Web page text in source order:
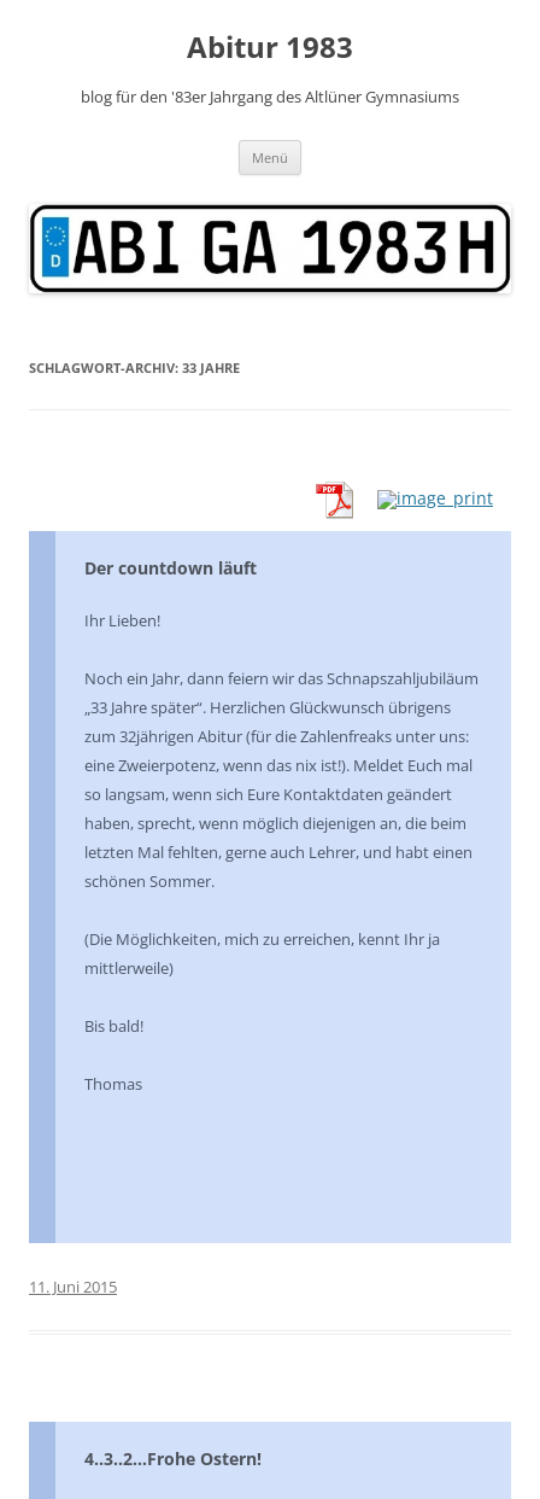
Abitur 1983
blog für den '83er Jahrgang des Altlüner Gymnasiums
Menü
SCHLAGWORT-ARCHIV: 33 JAHRE
Der countdown läuft
Ihr Lieben!
Noch ein Jahr, dann feiern wir das Schnapszahljubiläum
„33 Jahre später“. Herzlichen Glückwunsch übrigens
zum 32jährigen Abitur (für die Zahlenfreaks unter uns:
eine Zweierpotenz, wenn das nix ist!). Meldet Euch mal
so langsam, wenn sich Eure Kontaktdaten geändert
haben, sprecht, wenn möglich diejenigen an, die beim
letzten Mal fehlten, gerne auch Lehrer, und habt einen
schönen Sommer.
(Die Möglichkeiten, mich zu erreichen, kennt Ihr ja
mittlerweile)
Bis bald!
Thomas
11. Juni 2015
4..3..2…Frohe Ostern!